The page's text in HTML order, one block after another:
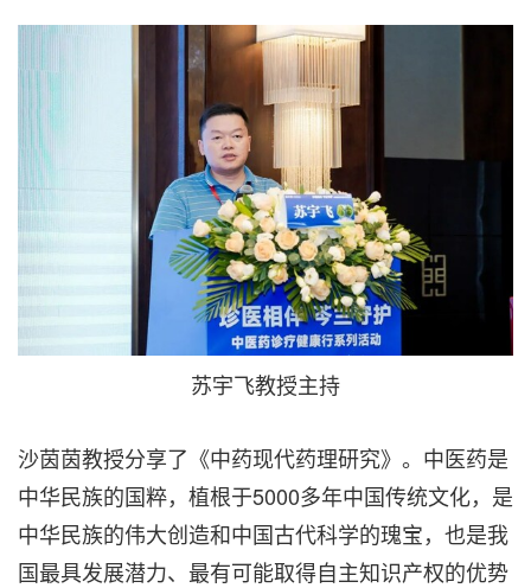
苏宇飞教授主持
沙茵茵教授分享了《中药现代药理研究》。中医药是
中华民族的国粹，植根于5000多年中国传统文化，是
中华民族的伟大创造和中国古代科学的瑰宝，也是我
国最具发展潜力、最有可能取得自主知识产权的优势